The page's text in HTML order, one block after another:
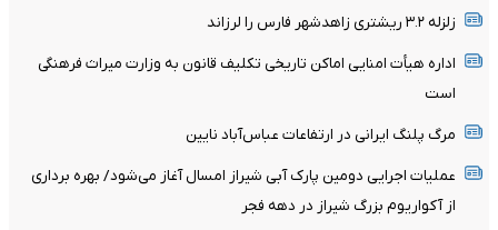
زلزله ۳.۲ ریشتری زاهدشهر فارس را لرزاند
اداره هیأت امنایی اماکن تاریخی تکلیف قانون به وزارت میراث فرهنگی
است
مرگ پلنگ ایرانی در ارتفاعات عباس‌آباد نایین
عملیات اجرایی دومین پارک آبی شیراز امسال آغاز می‌شود/ بهره برداری
از آکواریوم بزرگ شیراز در دهه فجر